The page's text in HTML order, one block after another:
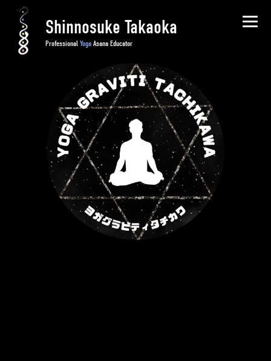
Shinnosuke Takaoka
Professional Yoga Asana Educator